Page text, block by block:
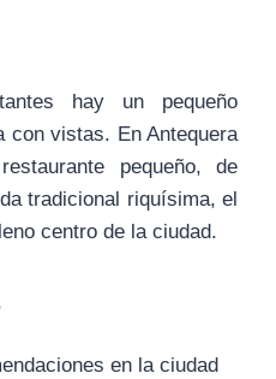
hay un pequeño
con vistas. En Antequera
pequeño, de
tradicional riquísima, el
centro de la ciudad.
en la ciudad